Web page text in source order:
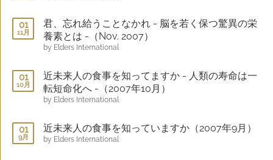
01
11月
君、忘れ給うことなかれ - 脳を若く保つ驚異の栄
養素とは -（Nov. 2007）
by Elders International
01
10月
近未来人の食事を知ってますか - 人類の寿命は一
転短命化へ -（2007年10月）
by Elders International
01
9月
近未来人の食事を知っていますか（2007年9月）
by Elders International